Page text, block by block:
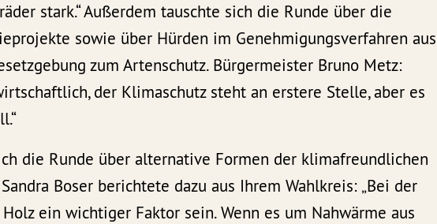
stark.“ Außerdem tauschte sich die Runde über die
sowie über Hürden im Genehmigungsverfahren aus
zum Artenschutz. Bürgermeister Bruno Metz:
der Klimaschutz steht an erstere Stelle, aber es
die Runde über alternative Formen der klimafreundlichen
Boser berichtete dazu aus Ihrem Wahlkreis: „Bei der
ein wichtiger Faktor sein. Wenn es um Nahwärme aus